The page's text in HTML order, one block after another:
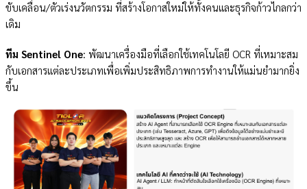
ขับเคลื่อน/ตัวเร่งนวัตกรรม ที่สร้างโอกาสใหม่ให้ทั้งคนและธุรกิจก้าวไกลกว่า
เดิม
ทีม Sentinel One: พัฒนาเครื่องมือที่เลือกใช้เทคโนโลยี OCR ที่เหมาะสม
กับเอกสารแต่ละประเภทเพื่อเพิ่มประสิทธิภาพการทำงานให้แม่นยำมากยิ่ง
ขึ้น